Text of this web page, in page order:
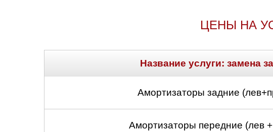
ЦЕНЫ НА
Название услуги: замена
Амортизаторы задние
Амортизаторы передние (лев